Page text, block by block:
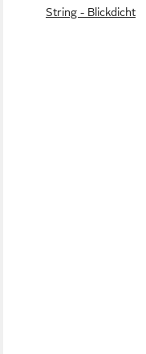
String - Blickdicht